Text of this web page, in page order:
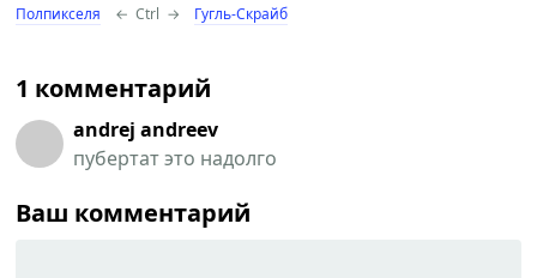
Полпикселя ← Ctrl → Гугль-Скрайб
1 комментарий
andrej andreev
пубертат это надолго
Ваш комментарий